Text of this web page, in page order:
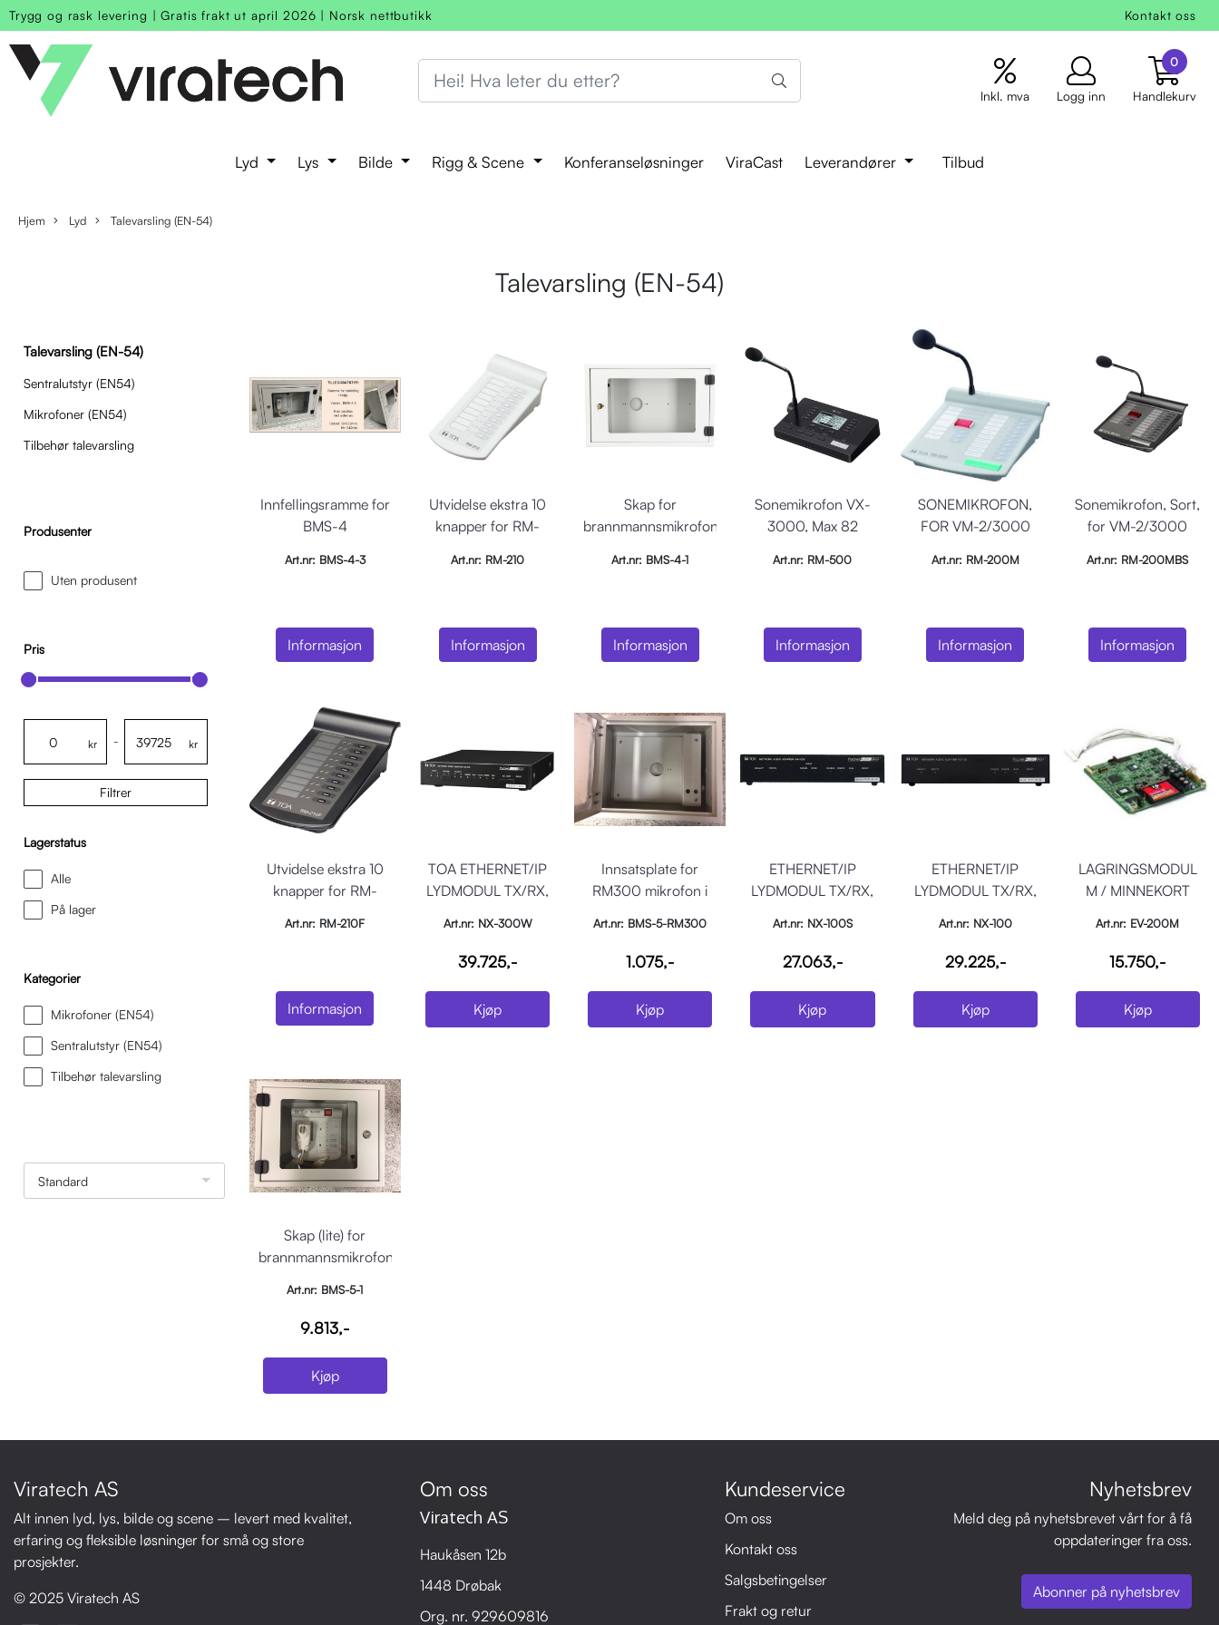
Trygg og rask levering |Gratis frakt ut april 2026 | Norsk nettbutikk Kontakt oss
Inkl. mva Logg inn
0
Handlekurv
Lyd Lys Bilde Rigg & Scene Konferanseløsninger ViraCast Leverandører Tilbud
Hjem Lyd Talevarsling (EN-54)
Talevarsling (EN-54)
Talevarsling (EN-54)
Sentralutstyr (EN54)
Mikrofoner (EN54)
Tilbehør talevarsling
Produsenter
Uten produsent
Pris
kr - kr
Filtrer
Lagerstatus
Alle
På lager
Kategorier
Mikrofoner (EN54)
Sentralutstyr (EN54)
Tilbehør talevarsling
Standard
Innfellingsramme for
BMS-4
Art.nr: BMS-4-3
Informasjon
Utvidelse ekstra 10
knapper for RM-
Art.nr: RM-210
Informasjon
Skap for
brannmannsmikrofon
Art.nr: BMS-4-1
Informasjon
Sonemikrofon VX-
3000, Max 82
skjerm, Aux In
Art.nr: RM-500
Informasjon
SONEMIKROFON,
FOR VM-2/3000
Art.nr: RM-200M
Informasjon
Sonemikrofon, Sort,
for VM-2/3000
Art.nr: RM-200MBS
Informasjon
Utvidelse ekstra 10
knapper for RM-
Art.nr: RM-210F
Informasjon
TOA ETHERNET/IP
LYDMODUL TX/RX,
10CO+8CI
Art.nr: NX-300W
39.725,-
Kjøp
Innsatsplate for
RM300 mikrofon i
Art.nr: BMS-5-RM300
1.075,-
Kjøp
ETHERNET/IP
LYDMODUL TX/RX,
Art.nr: NX-100S
27.063,-
Kjøp
ETHERNET/IP
LYDMODUL TX/RX,
Art.nr: NX-100
29.225,-
Kjøp
LAGRINGSMODUL
M / MINNEKORT
Art.nr: EV-200M
15.750,-
Kjøp
Skap (lite) for
brannmannsmikrofon
Art.nr: BMS-5-1
9.813,-
Kjøp
Viratech AS
Alt innen lyd, lys, bilde og scene – levert med kvalitet,
erfaring og fleksible løsninger for små og store
prosjekter.
© 2025 Viratech AS
Om oss
Viratech AS
Haukåsen 12b
1448 Drøbak
Org. nr. 929609816
Kundeservice
Om oss
Kontakt oss
Salgsbetingelser
Frakt og retur
Nyhetsbrev
Meld deg på nyhetsbrevet vårt for å få
oppdateringer fra oss.
Abonner på nyhetsbrev